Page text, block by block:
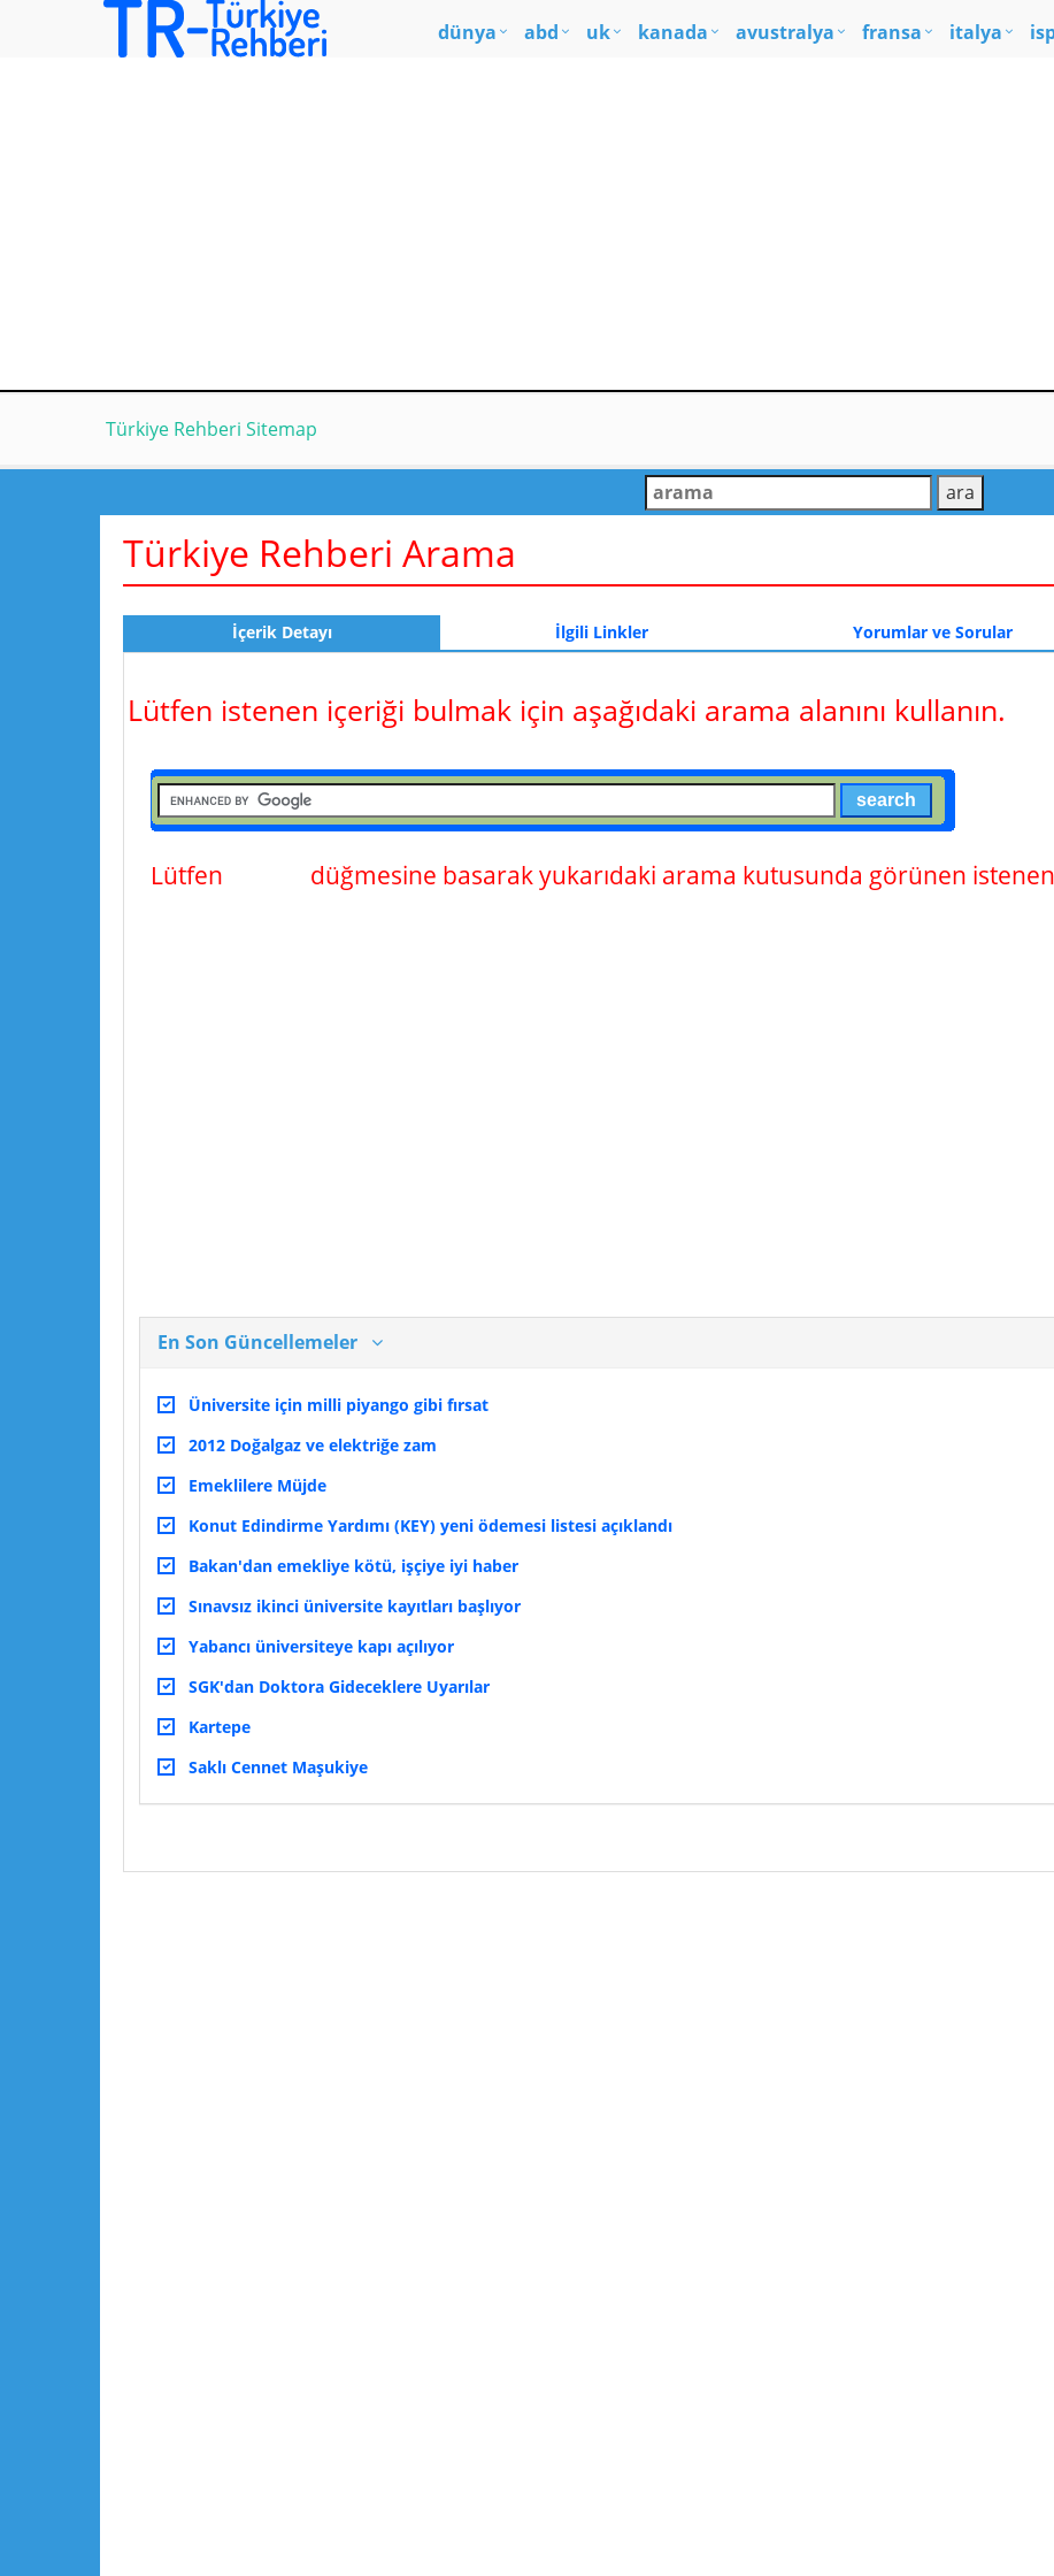
dünya abd uk kanada avustralya fransa italya
Türkiye Rehberi Sitemap
Türkiye Rehberi Arama
İçerik Detayı İlgili Linkler Yorumlar ve Sorular
Lütfen istenen içeriği bulmak için aşağıdaki arama alanını kullanın.
Lütfen düğmesine basarak yukarıdaki arama kutusunda görünen
En Son Güncellemeler
Üniversite için milli piyango gibi fırsat
2012 Doğalgaz ve elektriğe zam
Emeklilere Müjde
Konut Edindirme Yardımı (KEY) yeni ödemesi listesi açıklandı
Bakan'dan emekliye kötü, işçiye iyi haber
Sınavsız ikinci üniversite kayıtları başlıyor
Yabancı üniversiteye kapı açılıyor
SGK'dan Doktora Gideceklere Uyarılar
Kartepe
Saklı Cennet Maşukiye